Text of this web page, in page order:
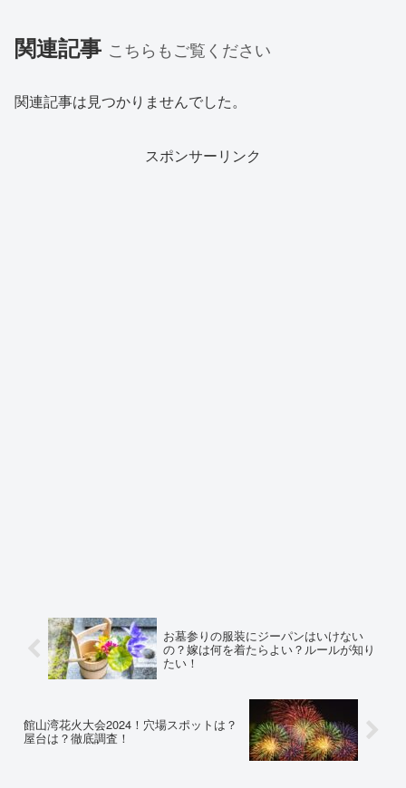
関連記事 こちらもご覧ください
関連記事は見つかりませんでした。
スポンサーリンク
お墓参りの服装にジーパンはいけない
の？嫁は何を着たらよい？ルールが知り
たい！
館山湾花火大会2024！穴場スポットは？
屋台は？徹底調査！